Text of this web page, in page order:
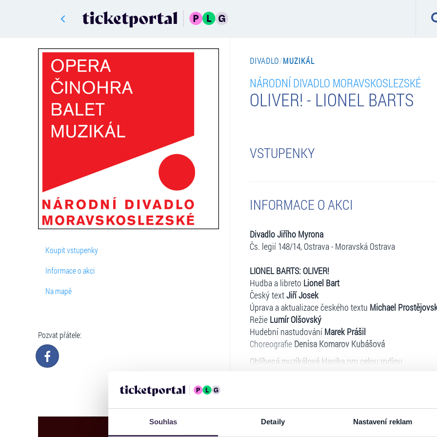
Souhlas Detaily Nastavení reklam
Koupit vstupenky
Informace o akci
Na mapě
Pozvat přátele:
DIVADLO/MUZIKÁL
NÁRODNÍ DIVADLO MORAVSKOSLEZSKÉ
OLIVER! - LIONEL BARTS
VSTUPENKY
INFORMACE O AKCI
Divadlo Jiřího Myrona
Čs. legií 148/14, Ostrava - Moravská Ostrava
LIONEL BARTS: OLIVER!
Hudba a libreto Lionel Bart
Český textJiří Josek
Úprava a aktualizace českého textu Michael
Režie Lumír Olšovský
Hudební nastudování Marek Prášil
Choreografie Denisa Komarov Kubášová
Oblíbená muzikálová klasika pro celou rodinu
Malý, podvyživený sirotek Oliver je z provinčního
úklady svých nových pánů ale brzy utíká do
dětských zlodějíčků a kapsářů, vedená postarším
Oliver chycen a zatčen. Jeho oběť, laskavý a
svého honosného domu, kde o něj začne pečovat.
úkrytu povolává bezcitného zločince Billa Sikese a
Ticketportal je zárukou pravosti